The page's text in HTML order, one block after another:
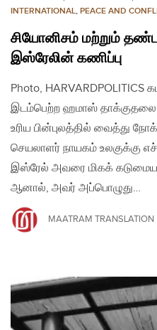
INTERNATIONAL, PEACE AND
சியோனிசம் மற்றும்
இஸ்ரேலின் கணிப்பு
Photo,
இடம்பெற்ற ஹமாஸ்
உரிய பின்புலத்தில் வைத்து
செயலாளர் நாயகம் உலகுக்கு
இஸ்ரேல் அவரை மிகக்
ஆனால், அவர் அப்பொழுது…
MAATRAM TRANSLATION